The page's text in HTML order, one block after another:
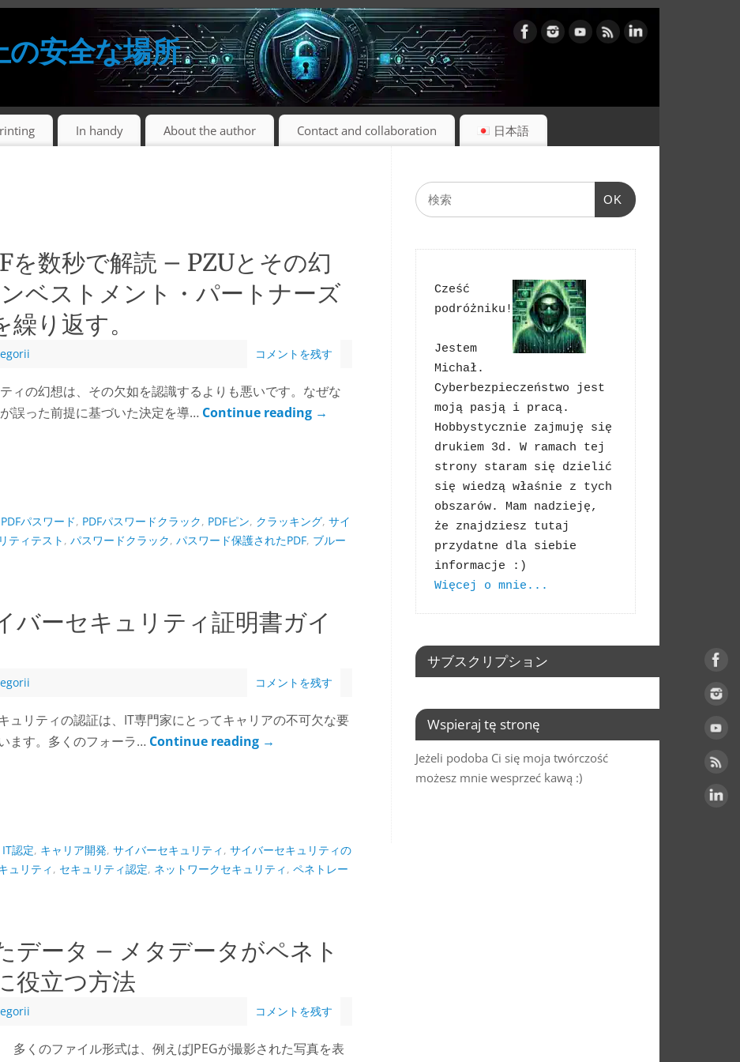
安全な場所
In handy About the author Contact and collaboration 日本語
を数秒で解読 – PZUとその幻
ベストメント・パートナーズ
り返す。
コメントを残す
ィの幻想は、その欠如を認識するよりも悪いです。なぜな
誤った前提に基づいた決定を導… Continue reading →
PDFパスワード, PDFパスワードクラック, PDFピン, クラッキング, サイ
ティテスト , パスワードクラック, パスワード保護されたPDF, ブルー
バーセキュリティ証明書ガイ
コメントを残す
ュリティの認証は、IT専門家にとってキャリアの不可欠な要
ます。多くのフォーラ… Continue reading →
IT認定, キャリア開発, サイバーセキュリティ , サイバーセキュリティの
ュリティ , セキュリティ認定, ネットワークセキュリティ , ペネトレー
データ – メタデータがペネト
役立つ方法
コメントを残す
多くのファイル形式は、例えばJPEGが撮影された写真を表
OK
Cześć
podróżniku!
Jestem
Michał.
Cyberbezpieczeństwo jest
moją pasją i pracą.
Hobbystycznie zajmuję się
drukiem 3d. W ramach tej
strony staram się dzielić
się wiedzą właśnie z tych
obszarów. Mam nadzieję,
że znajdziesz tutaj
przydatne dla siebie
Więcej o mnie...
サブスクリプション
Wspieraj tę stronę
Jeżeli podoba Ci się moja twórczość
możesz mnie wesprzeć kawą :)